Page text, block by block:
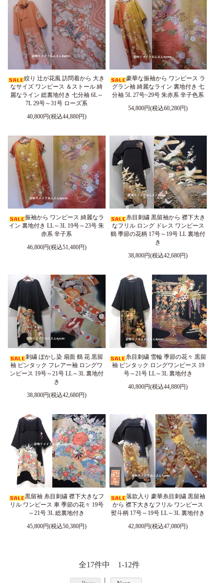
絞り 辻が花風 訪問着から 大き
なサイズ ワンピース ＆ストール 綺
麗なライン 総裏地付き 七分袖 6L～
7L 29号～31号 ローズ系
40,800円(税込44,880円)
豪華な振袖から ワンピース ラ
グラン袖 綺麗なライン 裏地付き 七
分袖 5L 27号~29号 朱赤系 辛子色系
54,800円(税込60,280円)
振袖から ワンピース 綺麗なラ
イン 裏地付き LL～3L 19号～23号 朱
赤系 辛子系
46,800円(税込51,480円)
糸目刺繍 黒留袖から 襟下大き
なフリル ロング ドレス ワンピース
鶴 季節の花柄 17号～19号 LL 裏地付
き
38,800円(税込42,680円)
刺繍 ぼかし染 扇面 鶴 花 黒留
袖 ピンタック フレアー袖 ロングワ
ンピース 19号～21号 LL～3L 裏地付
き
38,800円(税込42,680円)
糸目刺繍 雪輪 季節の花々 黒留
袖 ピンタック ロングワンピース 19
号～21号 LL～3L 裏地付き
40,800円(税込44,880円)
黒留袖 糸目刺繍 襟下大きなフ
リル ワンピース 車 季節の花々 19号
～21号 3L 総裏地付き
45,800円(税込50,380円)
落款入り 豪華糸目刺繍 黒留袖
から 襟下大きなフリル ワンピース
熨斗柄 17号～19号 LL～3L 裏地付き
42,800円(税込47,080円)
全17件中 1-12件